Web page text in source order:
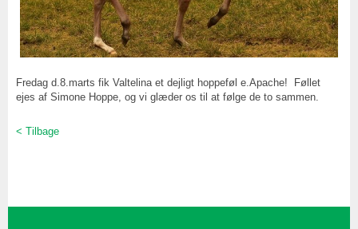
Fredag d.8.marts fik Valtelina et dejligt hoppeføl e.Apache! Føllet
ejes af Simone Hoppe, og vi glæder os til at følge de to sammen.
< Tilbage